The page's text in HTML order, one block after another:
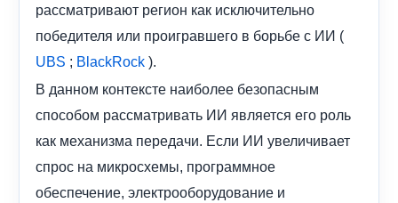
рассматривают регион как исключительно
победителя или проигравшего в борьбе с ИИ (
UBS ; BlackRock ).
В данном контексте наиболее безопасным
способом рассматривать ИИ является его роль
как механизма передачи. Если ИИ увеличивает
спрос на микросхемы, программное
обеспечение, электрооборудование и